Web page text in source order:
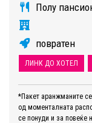
Полу
повратен
ЛИНК ДО ХОТЕЛ
*Пакет аранжманите
од моменталната
се понуди и за повеќе